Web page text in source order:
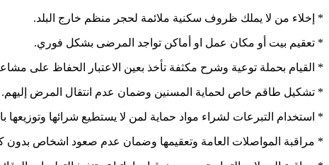
* إخلاء من لا يملك ظروف سكنية ملائمة لحجر منظم خارج البلد.
* تعقيم بيت أو مكان عمل او أماكن تواجد المرضى بشكل فوري.
* القيام بحملة توعية وشرح مكثفة تأخذ بعين الاعتبار الحفاظ على
* تشكيل طاقم خاص لحماية المسنين وضمان عدم انتقال المرض إليهم.
* استخدام التبرعات لشراء مواد حماية لمن لا يستطيع شرائها وتوزيعها
* مراقبة المواصلات العامة وتعقيمها وضمان عدم صعود اشخاص بدون